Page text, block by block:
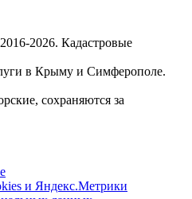
2026. Кадастровые
в Крыму и Симферополе.
сохраняются за
и Яндекс.Метрики